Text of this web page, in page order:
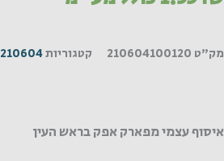
מק"ט 210604100120 קטגוריות210604
איסוף עצמי מפארק אפק בראש העין